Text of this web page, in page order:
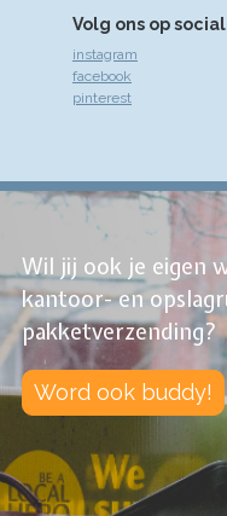
Volg ons op
instagram
facebook
pinterest
Wil jij ook je eigen
kantoor- en
pakketverzending?
Word ook buddy!